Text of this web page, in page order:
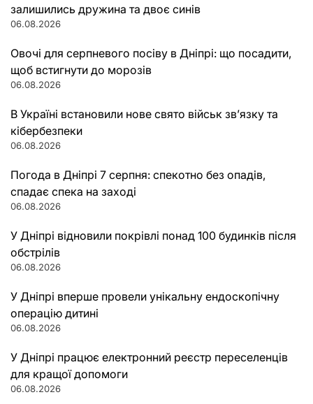
залишились дружина та двоє синів
06.08.2026
Овочі для серпневого посіву в Дніпрі: що посадити,
щоб встигнути до морозів
06.08.2026
В Україні встановили нове свято військ зв’язку та
кібербезпеки
06.08.2026
Погода в Дніпрі 7 серпня: спекотно без опадів,
спадає спека на заході
06.08.2026
У Дніпрі відновили покрівлі понад 100 будинків після
обстрілів
06.08.2026
У Дніпрі вперше провели унікальну ендоскопічну
операцію дитині
06.08.2026
У Дніпрі працює електронний реєстр переселенців
для кращої допомоги
06.08.2026